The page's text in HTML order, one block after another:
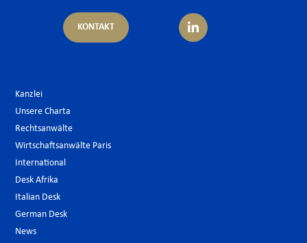
KONTAKT
Kanzlei
Unsere Charta
Rechtsanwälte
Wirtschaftsanwälte Paris
International
Desk Afrika
Italian Desk
German Desk
News